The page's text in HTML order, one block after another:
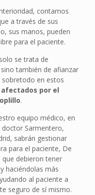
contamos
a través de sus
sus manos, pueden
para el paciente.
se trata de
también de afianzar
sobretodo en estos
afectados por el
.
equipo médico, en
doctor Sarmentero,
sabrán gestionar
para el paciente, De
debieron tener
haciéndolas más
al paciente a
seguro de sí mismo.